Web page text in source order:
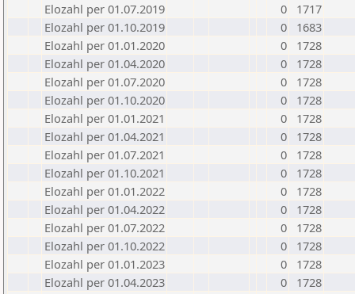
Elozahl per 01.07.2019
0
1717
Elozahl per 01.10.2019
0
1683
Elozahl per 01.01.2020
0
1728
Elozahl per 01.04.2020
0
1728
Elozahl per 01.07.2020
0
1728
Elozahl per 01.10.2020
0
1728
Elozahl per 01.01.2021
0
1728
Elozahl per 01.04.2021
0
1728
Elozahl per 01.07.2021
0
1728
Elozahl per 01.10.2021
0
1728
Elozahl per 01.01.2022
0
1728
Elozahl per 01.04.2022
0
1728
Elozahl per 01.07.2022
0
1728
Elozahl per 01.10.2022
0
1728
Elozahl per 01.01.2023
0
1728
Elozahl per 01.04.2023
0
1728